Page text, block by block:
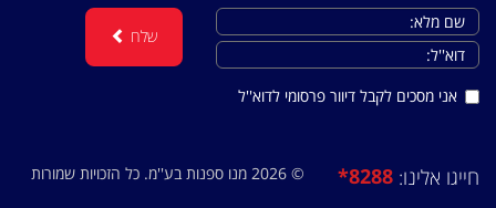
אני מסכים לקבל דיוור פרסומי לדוא''ל
שלח
חייגו אלינו: *8288 © 2026 מנו ספנות בע''מ. כל הזכויות שמורות